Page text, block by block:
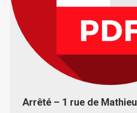
Arrêté – 1 rue de Mathieu